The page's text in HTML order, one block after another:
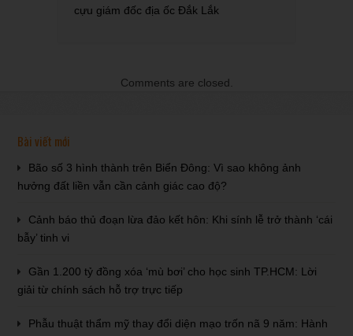
cựu giám đốc địa ốc Đắk Lắk
Comments are closed.
Bài viết mới
Bão số 3 hình thành trên Biển Đông: Vì sao không ảnh
hưởng đất liền vẫn cần cảnh giác cao độ?
Cảnh báo thủ đoạn lừa đảo kết hôn: Khi sính lễ trở thành ‘cái
bẫy’ tinh vi
Gần 1.200 tỷ đồng xóa ‘mù bơi’ cho học sinh TP.HCM: Lời
giải từ chính sách hỗ trợ trực tiếp
Phẫu thuật thẩm mỹ thay đổi diện mạo trốn nã 9 năm: Hành